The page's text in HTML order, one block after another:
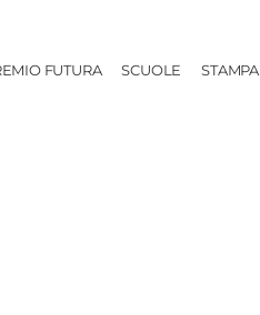
FUTURA SCUOLE STAMPA